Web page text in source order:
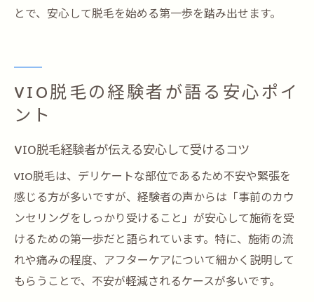
とで、安心して脱毛を始める第一歩を踏み出せます。
VIO脱毛の経験者が語る安心ポイ
ント
VIO脱毛経験者が伝える安心して受けるコツ
VIO脱毛は、デリケートな部位であるため不安や緊張を
感じる方が多いですが、経験者の声からは「事前のカウ
ンセリングをしっかり受けること」が安心して施術を受
けるための第一歩だと語られています。特に、施術の流
れや痛みの程度、アフターケアについて細かく説明して
もらうことで、不安が軽減されるケースが多いです。